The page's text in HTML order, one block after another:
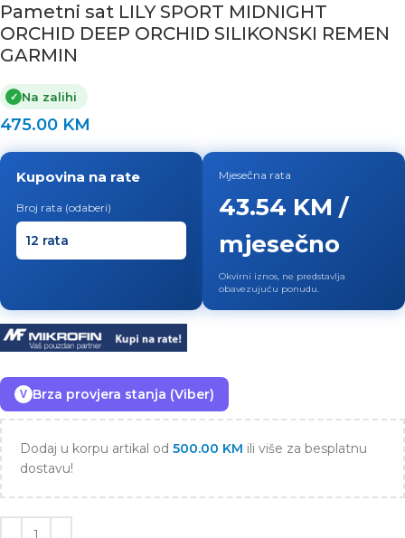
Pametni sat LILY SPORT MIDNIGHT
ORCHID DEEP ORCHID SILIKONSKI REMEN
GARMIN
✓ Na zalihi
475.00 KM
Kupovina na rate
Broj rata (odaberi)
Mjesečna rata
43.54 KM /
mjesečno
Okvirni iznos, ne predstavlja
obavezujuću ponudu.
V Brza provjera stanja (Viber)
Dodaj u korpu artikal od 500.00 KM ili više za besplatnu
dostavu!